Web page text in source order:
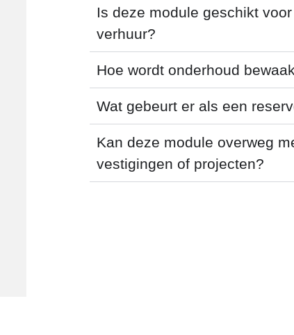
Is deze module geschikt
verhuur?
Hoe wordt onderhoud
Wat gebeurt er als een
Kan deze module overweg
vestigingen of projecten?